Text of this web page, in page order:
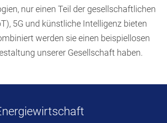
nur einen Teil der gesellschaftlichen
5G und künstliche Intelligenz bieten
werden sie einen beispiellosen
unserer Gesellschaft haben.